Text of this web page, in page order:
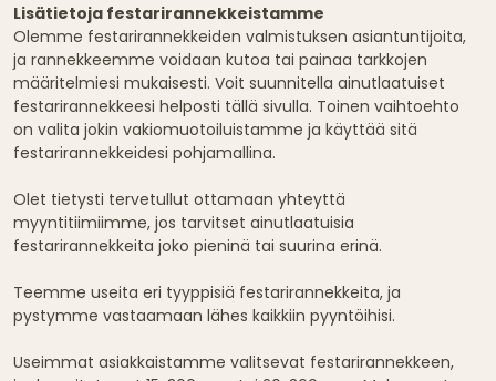
Lisätietoja festarirannekkeistamme
Olemme festarirannekkeiden valmistuksen asiantuntijoita,
ja rannekkeemme voidaan kutoa tai painaa tarkkojen
määritelmiesi mukaisesti. Voit suunnitella ainutlaatuiset
festarirannekkeesi helposti tällä sivulla. Toinen vaihtoehto
on valita jokin vakiomuotoiluistamme ja käyttää sitä
festarirannekkeidesi pohjamallina.
Olet tietysti tervetullut ottamaan yhteyttä
myyntitiimiimme, jos tarvitset ainutlaatuisia
festarirannekkeita joko pieninä tai suurina erinä.
Teemme useita eri tyyppisiä festarirannekkeita, ja
pystymme vastaamaan lähes kaikkiin pyyntöihisi.
Useimmat asiakkaistamme valitsevat festarirannekkeen,